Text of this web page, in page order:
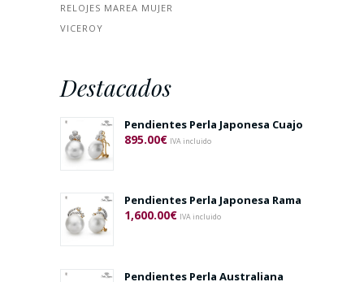
RELOJES MAREA MUJER
VICEROY
Destacados
Pendientes Perla Japonesa Cuajo
895.00€ IVA incluido
Pendientes Perla Japonesa Rama
1,600.00€ IVA incluido
Pendientes Perla Australiana